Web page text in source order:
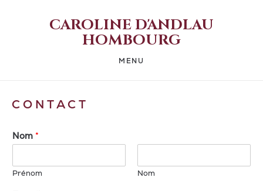
CAROLINE D'ANDLAU
HOMBOURG
MENU
CONTACT
Nom *
Prénom Nom